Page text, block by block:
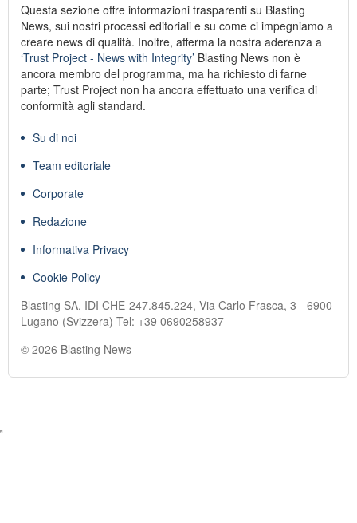
Questa sezione offre informazioni trasparenti su Blasting
News, sui nostri processi editoriali e su come ci impegniamo a
creare news di qualità. Inoltre, afferma la nostra aderenza a
‘Trust Project - News with Integrity’ Blasting News non è
ancora membro del programma, ma ha richiesto di farne
parte; Trust Project non ha ancora effettuato una verifica di
conformità agli standard.
Su di noi
Team editoriale
Corporate
Redazione
Informativa Privacy
Cookie Policy
Blasting SA, IDI CHE-247.845.224, Via Carlo Frasca, 3 - 6900
Lugano (Svizzera) Tel: +39 0690258937
© 2026 Blasting News